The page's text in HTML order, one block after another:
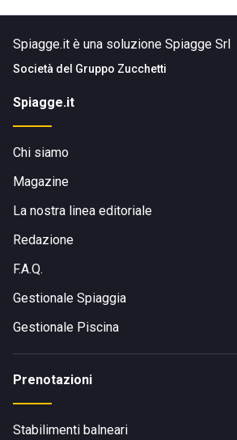
COME RAGGIUNGERE BASSAMAREA
privati che pubblici. È possibile arrivare
piedi o in bicicletta. I trasporti pubblici
Spiagge.it è una soluzione Spiagge Srl
Società del Gruppo Zucchetti
Spiagge.it
Chi siamo
Magazine
La nostra linea editoriale
Redazione
F.A.Q.
Gestionale Spiaggia
Gestionale Piscina
Prenotazioni
Stabilimenti balneari